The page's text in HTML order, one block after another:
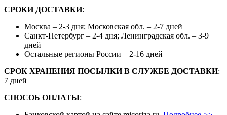
СРОКИ ДОСТАВКИ:
Москва – 2-3 дня; Московская обл. – 2-7 дней
Санкт-Петербург – 2-4 дня; Ленинградская обл. – 3-9
дней
Остальные регионы России – 2-16 дней
СРОК ХРАНЕНИЯ ПОСЫЛКИ В СЛУЖБЕ ДОСТАВКИ:
7 дней
СПОСОБ ОПЛАТЫ: